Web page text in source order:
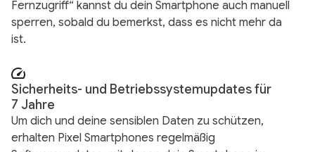
Fernzugriff“ kannst du dein Smartphone auch manuell
sperren, sobald du bemerkst, dass es nicht mehr da
ist.
Sicherheits- und Betriebssystemupdates für
7 Jahre
Um dich und deine sensiblen Daten zu schützen,
erhalten Pixel Smartphones regelmäßig